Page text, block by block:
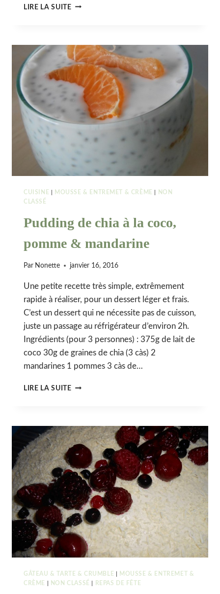
LIRE LA SUITEENTREMET
:
COCO,
PASSION,
MANGUE
ET
ANANAS
CUISINE MOUSSE & ENTREMET & CRÈME
NON
CLASSÉ
Pudding de chia à la coco,
pomme & mandarine
Par Nonette janvier 16, 2016
Une petite recette très simple, extrêmement
rapide à réaliser, pour un dessert léger et frais.
C’est un dessert qui ne nécessite pas de cuisson,
juste un passage au réfrigérateur d’environ 2h.
Ingrédients (pour 3 personnes) : 375g de lait de
coco 30g de graines de chia (3 càs) 2
mandarines 1 pommes 3 càs de…
LIRE LA SUITEPUDDING
LA
COCO,
POMME
MANDARINE
GÂTEAU & TARTE & CRUMBLE
MOUSSE & ENTREMET &
CRÈME
NON CLASSÉ REPAS DE FÊTE